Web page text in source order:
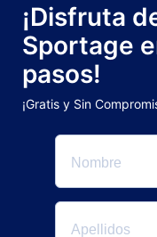
¡Disfruta
Sportage
pasos!
¡Gratis y Sin